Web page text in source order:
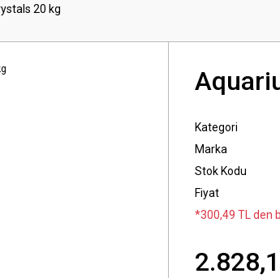
20 kg
Kategori
Marka
Stok Kodu
Fiyat
*300,49 TL den